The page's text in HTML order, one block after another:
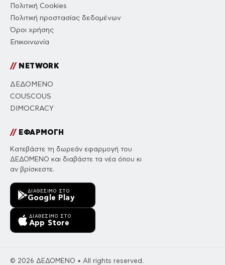
Πολιτική Cookies
Πολιτική προστασίας δεδομένων
Όροι χρήσης
Επικοινωνία
//NETWORK
ΔΕΔΟΜΕΝΟ
COUSCOUS
DIMOCRACY
//ΕΦΑΡΜΟΓΗ
Κατεβάστε τη δωρεάν εφαρμογή του
ΔΕΔΟΜΕΝΟ και διαβάστε τα νέα όπου κι
αν βρίσκεστε.
ΔΙΑΘΈΣΙΜΟ ΣΤΟ
Google Play
ΔΙΑΘΈΣΙΜΟ ΣΤΟ
App Store
© 2026 ΔΕΔΟΜΕΝΟ • All rights reserved.